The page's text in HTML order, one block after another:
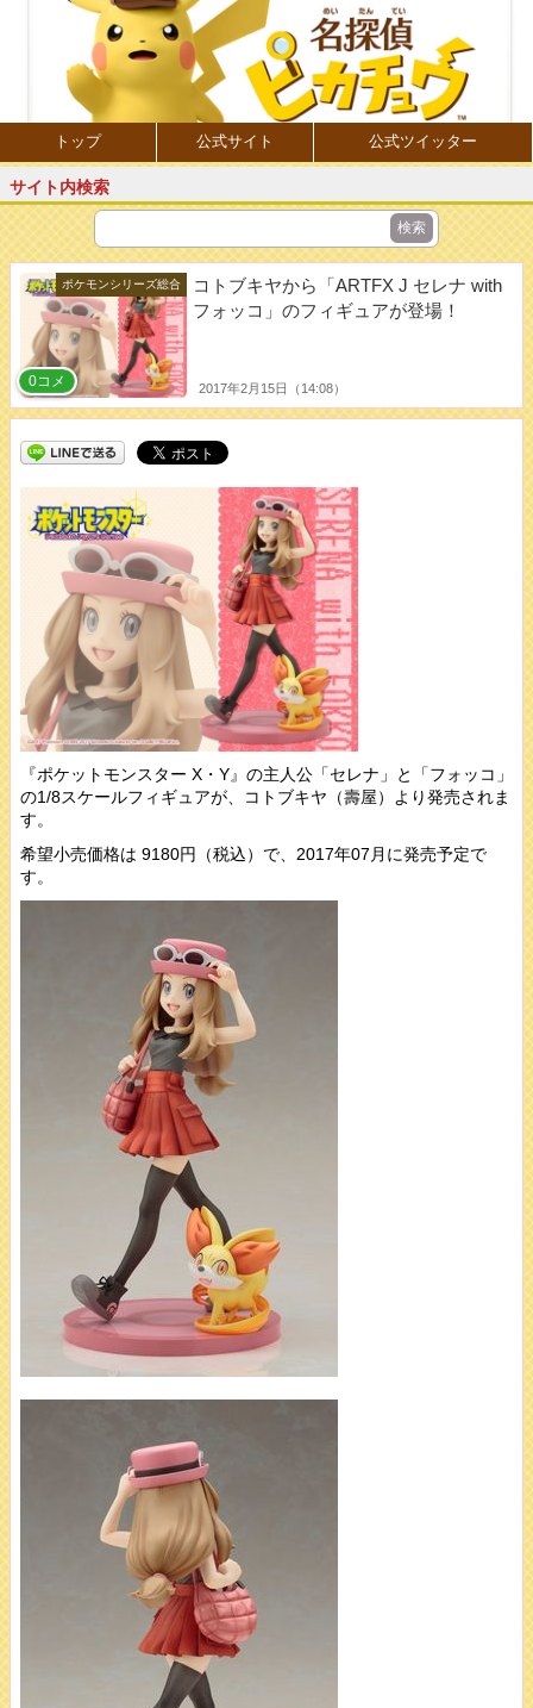
トップ 公式サイト 公式ツイッター
サイト内検索
ポケモンシリーズ総合
2017年2月15日（14:08）
コトブキヤから「ARTFX J セレナ with
フォッコ」のフィギュアが登場！
0コメ
『ポケットモンスター X・Y』の主人公「セレナ」と「フォッコ」
の1/8スケールフィギュアが、コトブキヤ（壽屋）より発売されま
す。
希望小売価格は 9180円（税込）で、2017年07月に発売予定で
す。